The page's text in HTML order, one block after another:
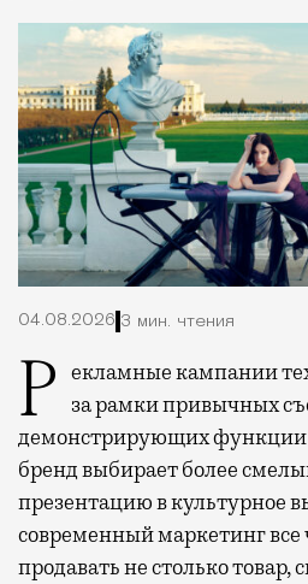
04.08.2026 3 мин. чтения
Рекламные кампании техники редко выходят
за рамки привычных
демонстрирующих функции
бренд выбирает более
презентацию в культурное
современный маркетинг
продавать не столько товар,